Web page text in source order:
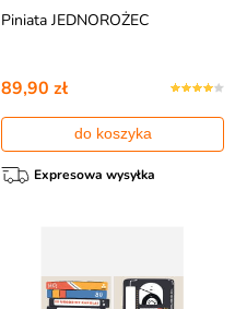
Piniata JEDNOROŻEC
89,90 zł
do koszyka
Expresowa wysyłka